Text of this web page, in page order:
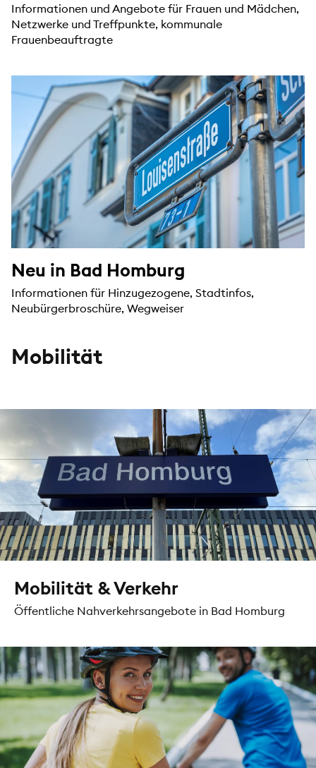
Informationen und Angebote für Frauen und Mädchen,
Netzwerke und Treffpunkte, kommunale
Frauenbeauftragte
Neu in Bad Homburg
Informationen für Hinzugezogene, Stadtinfos,
Neubürgerbroschüre, Wegweiser
Mobilität
Mobilität & Verkehr
Öffentliche Nahverkehrsangebote in Bad Homburg